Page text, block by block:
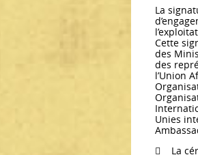
La
Cette
des
des
l’Union
Unies
 La